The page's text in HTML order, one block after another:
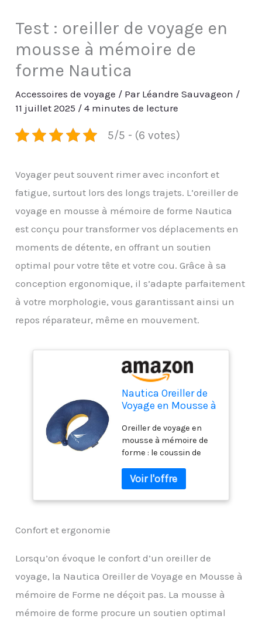
Test : oreiller de voyage en
mousse à mémoire de
forme Nautica
Accessoires de voyage / Par Léandre Sauvageon /
11 juillet 2025 /4 minutes de lecture
5/5 - (6 votes)
Voyager peut souvent rimer avec inconfort et
fatigue, surtout lors des longs trajets. L’oreiller de
voyage en mousse à mémoire de forme Nautica
est conçu pour transformer vos déplacements en
moments de détente, en offrant un soutien
optimal pour votre tête et votre cou. Grâce à sa
conception ergonomique, il s’adapte parfaitement
à votre morphologie, vous garantissant ainsi un
repos réparateur, même en mouvement.
Nautica Oreiller de
Voyage en Mousse à
Oreiller de voyage en
mousse à mémoire de
forme : le coussin de
élevé et un confort
optimal. L'équilibre
parfait entre douceur et
: notre coussin de nuque
pour voyage est
tout autour de votre cou
à 360 degrés. Empêche
Confort et ergonomie
Lorsqu’on évoque le confort d’un oreiller de
voyage, la Nautica Oreiller de Voyage en Mousse à
mémoire de Forme ne déçoit pas. La mousse à
mémoire de forme procure un soutien optimal